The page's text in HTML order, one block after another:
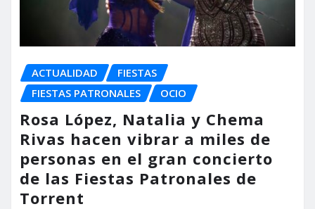
ACTUALIDAD
FIESTAS
FIESTAS PATRONALES
OCIO
Rosa López, Natalia y Chema
Rivas hacen vibrar a miles de
personas en el gran concierto
de las Fiestas Patronales de
Torrent